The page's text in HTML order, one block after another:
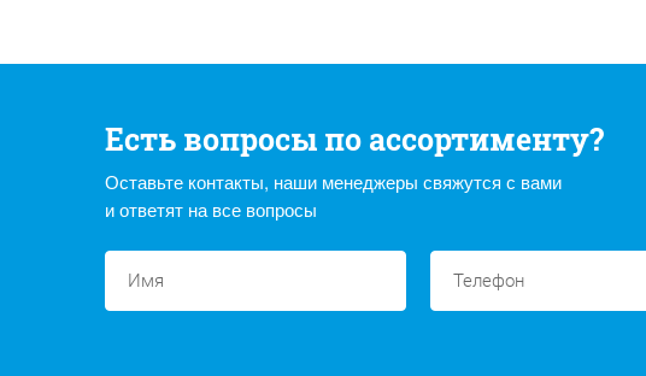
Есть вопросы по ассортименту?
Оставьте контакты, наши менеджеры свяжутся с вами
и ответят на все вопросы